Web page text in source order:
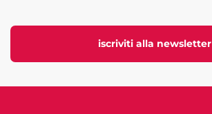
iscriviti alla newsletter